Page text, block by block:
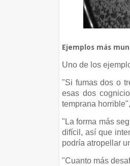
Ejemplos más
Uno de los
"Si fumas dos o
esas dos
temprana
"La forma más
difícil, así que
podría atropellar
"Cuanto más